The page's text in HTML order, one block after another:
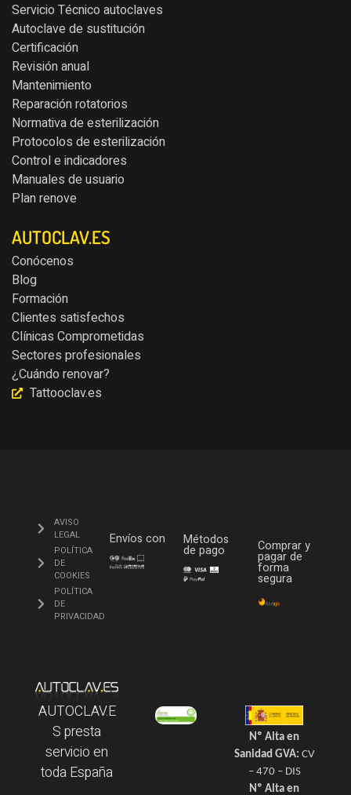
Servicio Técnico autoclaves
Autoclave de sustitución
Certificación
Revisión anual
Mantenimiento
Reparación rotatorios
Normativa de esterilización
Protocolos de esterilización
Control e indicadores
Manuales de usuario
Plan renove
AUTOCLAV.ES
Conócenos
Blog
Formación
Clientes satisfechos
Clínicas Comprometidas
Sectores profesionales
¿Cuándo renovar?
Tattooclav.es
AVISO
LEGAL
POLÍTICA
DE
COOKIES
POLÍTICA
DE
PRIVACIDAD
Envíos con Métodos
de pago Comprar y
pagar de
forma
segura
AUTOCLAV.E
S presta
servicio en
toda España
Nº Alta en
Sanidad GVA: CV
– 470 – DIS
Nº Alta en